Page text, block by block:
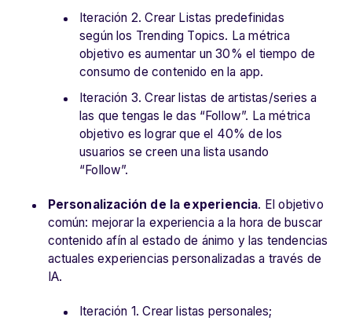
Iteración 2. Crear Listas predefinidas
según los Trending Topics. La métrica
objetivo es aumentar un 30% el tiempo de
consumo de contenido en la app.
Iteración 3. Crear listas de artistas/series a
las que tengas le das “Follow”. La métrica
objetivo es lograr que el 40% de los
usuarios se creen una lista usando
“Follow”.
Personalización de la experiencia. El objetivo
común: mejorar la experiencia a la hora de buscar
contenido afín al estado de ánimo y las tendencias
actuales experiencias personalizadas a través de
IA.
Iteración 1. Crear listas personales;